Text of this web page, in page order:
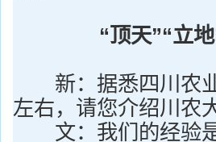
“顶天”“立
新：据悉四川农业
左右，请您介绍川农
文：我们的经验是